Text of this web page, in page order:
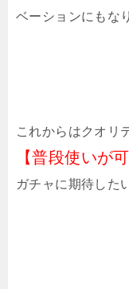
ベーションにもな
これからはクオリ
【普段使いが
ガチャに期待した